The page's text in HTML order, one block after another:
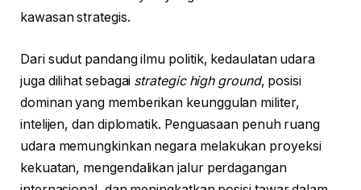
kawasan strategis.
Dari sudut pandang ilmu politik, kedaulatan udara
juga dilihat sebagai strategic high ground, posisi
dominan yang memberikan keunggulan militer,
intelijen, dan diplomatik. Penguasaan penuh ruang
udara memungkinkan negara melakukan proyeksi
kekuatan, mengendalikan jalur perdagangan